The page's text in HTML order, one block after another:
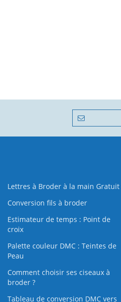
Lettres à Broder à la main Gratuit
Conversion fils à broder
Estimateur de temps : Point de
croix
Palette couleur DMC : Teintes de
Peau
Comment choisir ses ciseaux à
broder ?
Tableau de conversion DMC vers